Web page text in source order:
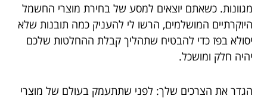
מגוונות. כשאתם יוצאים למסע של בחירת מוצרי החשמל
היוקרתיים המושלמים, הרשו לי להעניק כמה תובנות שלא
יסולא בפז כדי להבטיח שתהליך קבלת ההחלטות שלכם
יהיה חלק ומושכל.
הגדר את הצרכים שלך: לפני שתתעמק בעולם של מוצרי